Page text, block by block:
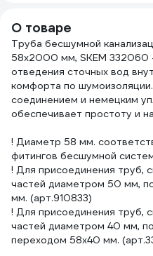
фильтра
ИС.131886
О товаре
Труба бесшумной
58х2000 мм, SKEM 332060
отведения сточных вод
комфорта по
соединением и немецким
обеспечивает простоту и
! Диаметр 58 мм.
фитингов бесшумной
! Для присоединения труб,
частей диаметром 50 мм,
мм. (арт.910833)
! Для присоединения труб,
частей диаметром 40 мм,
переходом 58х40 мм.